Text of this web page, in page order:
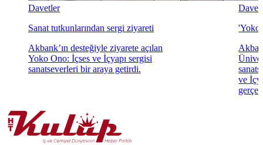
Davetler
Sanat tutkunlarından sergi ziyareti
Akbank’ın desteğiyle ziyarete açılan
Yoko Ono: İçses ve İçyapı sergisi
sanatseverleri bir araya getirdi.
'Yoko
ve